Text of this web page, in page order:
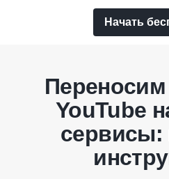
Начать
YouTube
сервисы: